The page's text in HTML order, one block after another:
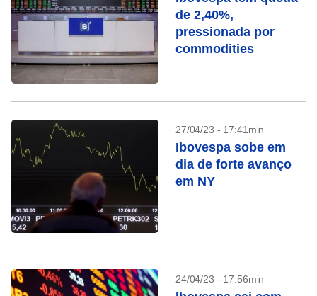
de 2,40%,
pressionada por
commodities
27/04/23 - 17:41min
Ibovespa sobe em
dia de forte avanço
em NY
24/04/23 - 17:56min